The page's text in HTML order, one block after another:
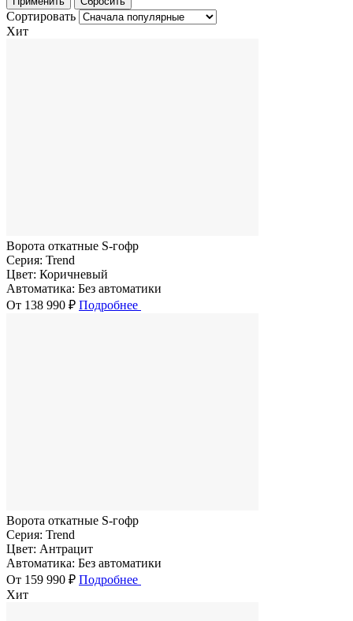
Сортировать
Хит
Ворота откатные S-гофр
Серия: Trend
Цвет: Коричневый
Автоматика: Без автоматики
От 138 990 ₽ Подробнее
Ворота откатные S-гофр
Серия: Trend
Цвет: Антрацит
Автоматика: Без автоматики
От 159 990 ₽ Подробнее
Хит